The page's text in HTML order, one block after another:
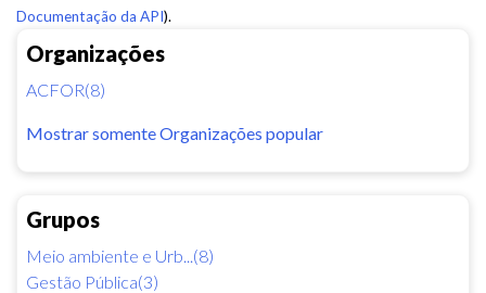
Organizações
ACFOR(8)
Mostrar somente Organizações popular
Grupos
Meio ambiente e Urb...(8)
Gestão Pública(3)
Documentação da API).